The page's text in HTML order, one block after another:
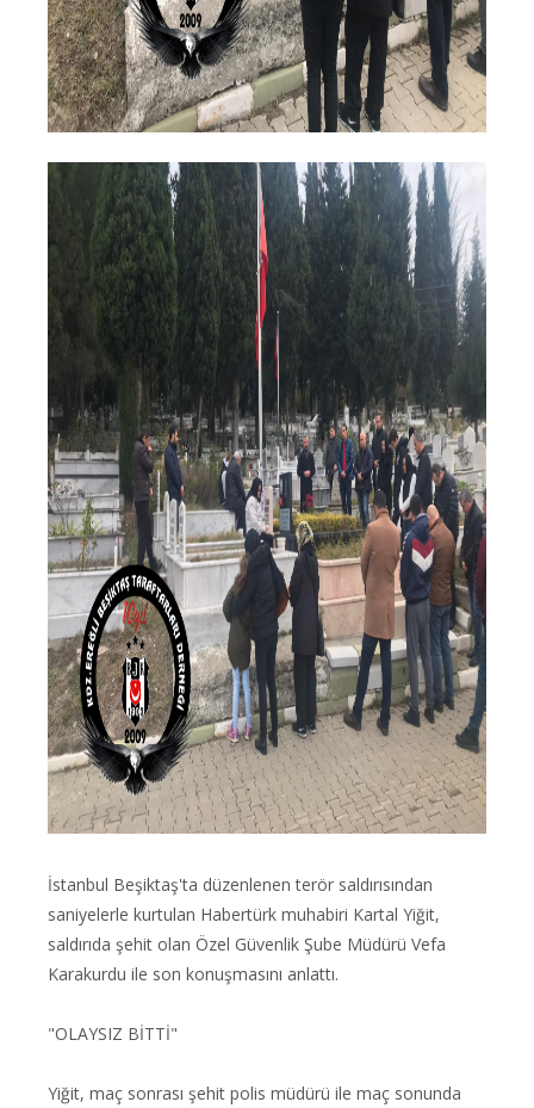
İstanbul Beşiktaş'ta düzenlenen terör saldırısından
saniyelerle kurtulan Habertürk muhabiri Kartal Yiğit,
saldırıda şehit olan Özel Güvenlik Şube Müdürü Vefa
Karakurdu ile son konuşmasını anlattı.
"OLAYSIZ BİTTİ"
Yiğit, maç sonrası şehit polis müdürü ile maç sonunda